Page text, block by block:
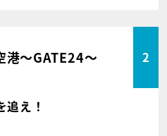
港～GATE24～ 2
え！